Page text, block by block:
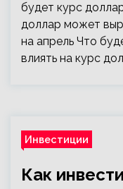
будет курс
доллар может
на апрель Что
влиять на курс
Инвестиции
Как